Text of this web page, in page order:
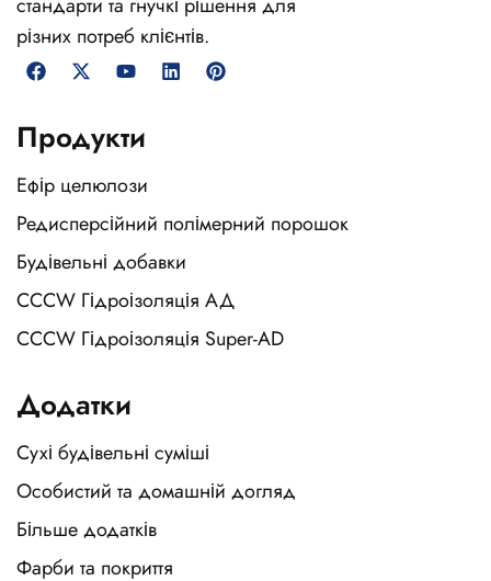
різних потреб клієнтів.
Продукти
Ефір целюлози
Редисперсійний полімерний порошок
Будівельні добавки
CCCW Гідроізоляція АД
CCCW Гідроізоляція Super-AD
Додатки
Сухі будівельні суміші
Особистий та домашній догляд
Більше додатків
Фарби та покриття